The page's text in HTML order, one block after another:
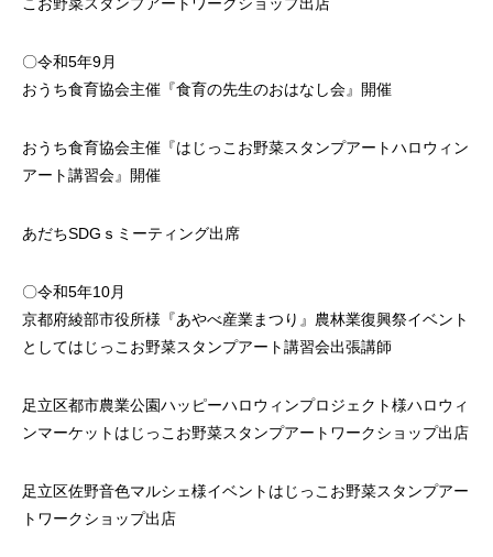
〇令和5年9月
おうち食育協会主催『食育の先生のおはなし会』開催
おうち食育協会主催『はじっこお野菜スタンプアートハロウィン
アート講習会』開催
あだちSDGｓミーティング出席
〇令和5年10月
京都府綾部市役所様『あやべ産業まつり』農林業復興祭イベント
としてはじっこお野菜スタンプアート講習会出張講師
足立区都市農業公園ハッピーハロウィンプロジェクト様ハロウィ
ンマーケットはじっこお野菜スタンプアートワークショップ出店
足立区佐野音色マルシェ様イベントはじっこお野菜スタンプアー
トワークショップ出店